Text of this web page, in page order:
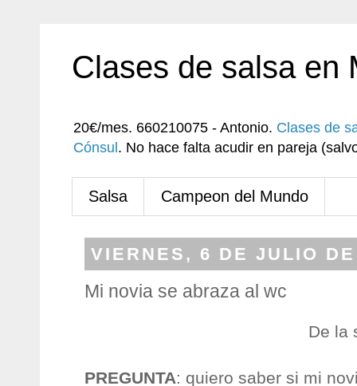
Clases de salsa en
20€/mes. 660210075 - Antonio. Clases de
Cónsul . No hace falta acudir en pareja
Salsa Campeon del Mundo
VIERNES, 6 DE JULIO
Mi novia se abraza al wc
De la
PREGUNTA: quiero saber si mi